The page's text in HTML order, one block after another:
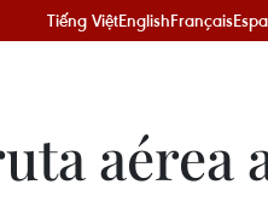
Tiếng ViệtEnglishFrançais
aérea